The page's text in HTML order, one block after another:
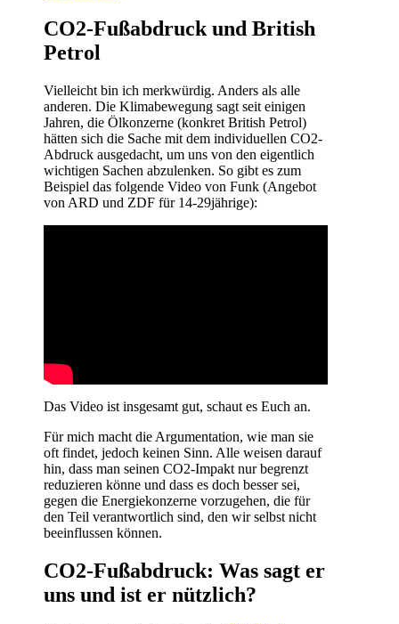
CO2-Fußabdruck und British
Petrol
Vielleicht bin ich merkwürdig. Anders als alle
anderen. Die Klimabewegung sagt seit einigen
Jahren, die Ölkonzerne (konkret British Petrol)
hätten sich die Sache mit dem individuellen CO2-
Abdruck ausgedacht, um uns von den eigentlich
wichtigen Sachen abzulenken. So gibt es zum
Beispiel das folgende Video von Funk (Angebot
von ARD und ZDF für 14-29jährige):
Das Video ist insgesamt gut, schaut es Euch an.
Für mich macht die Argumentation, wie man sie
oft findet, jedoch keinen Sinn. Alle weisen darauf
hin, dass man seinen CO2-Impakt nur begrenzt
reduzieren könne und dass es doch besser sei,
gegen die Energiekonzerne vorzugehen, die für
den Teil verantwortlich sind, den wir selbst nicht
beeinflussen können.
CO2-Fußabdruck: Was sagt er
uns und ist er nützlich?